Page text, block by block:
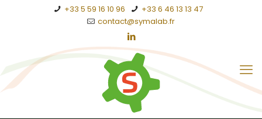
+33 5 59 16 10 96
+33 6 46 13 13 47
contact@symalab.fr